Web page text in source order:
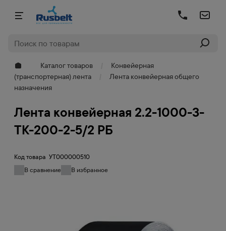
Каталог товаров
Конвейерная
(транспортерная) лента
Лента конвейерная общего
назначения
Лента конвейерная 2.2-1000-3-
ТК-200-2-5/2 РБ
Код товара УТ000000510
В сравнение
В избранное